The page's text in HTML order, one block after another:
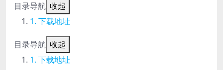
目录导航 收起
下载地址
目录导航 收起
下载地址